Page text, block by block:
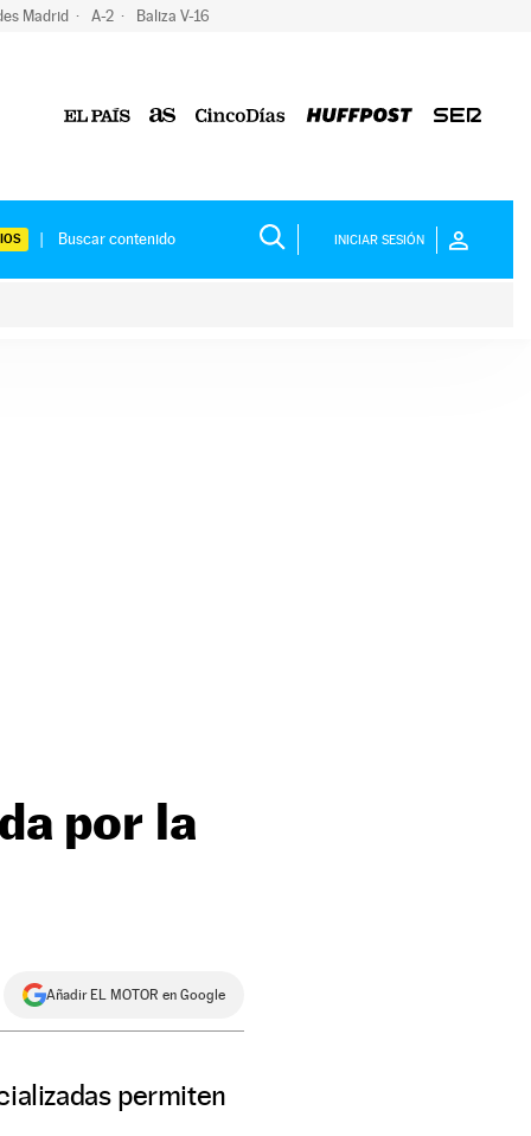
Madrid A-2 Baliza V-16
INICIAR SESIÓN
por la
Añadir EL MOTOR en Google
permiten